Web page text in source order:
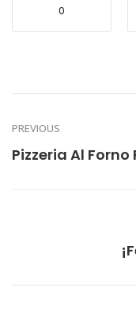
0
PREVIOUS
Pizzeria Al